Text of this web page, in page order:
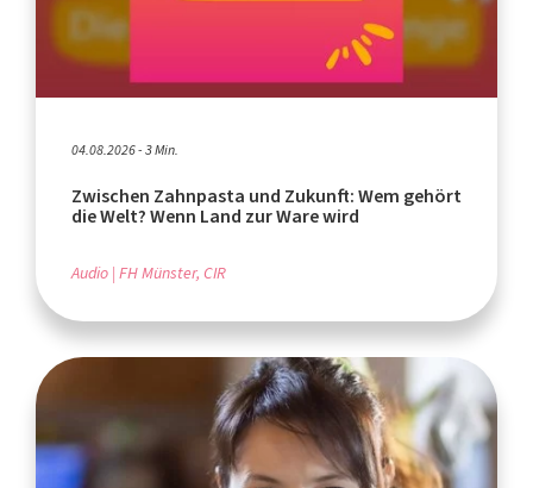
04.08.2026 - 3 Min.
Zwischen Zahnpasta und Zukunft: Wem gehört
die Welt? Wenn Land zur Ware wird
Audio FH Münster, CIR